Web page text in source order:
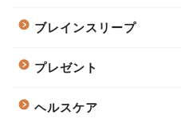
ブレインスリープ
プレゼント
ヘルスケア